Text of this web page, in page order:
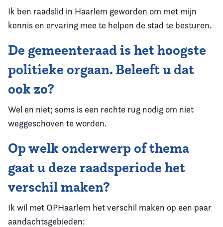
Ik ben raadslid in Haarlem geworden om met mijn
kennis en ervaring mee te helpen de stad te besturen.
De gemeenteraad is het hoogste
politieke orgaan. Beleeft u dat
ook zo?
Wel en niet; soms is een rechte rug nodig om niet
weggeschoven te worden.
Op welk onderwerp of thema
gaat u deze raadsperiode het
verschil maken?
Ik wil met OPHaarlem het verschil maken op een paar
aandachtsgebieden: